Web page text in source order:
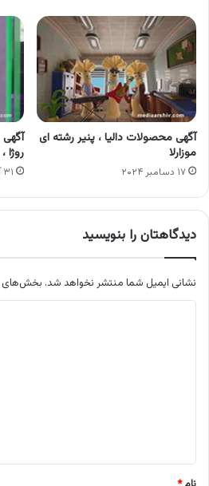
آگهی محصولات دالیا ، پنیر رشته ای
موزارلا
۱۷ دسامبر ۲۰۲۴
روژا
۳۱ آگوست ۲۰۲۳
دیدگاهتان را بنویسید
نشانی ایمیل شما منتشر نخواهد شد. بخش‌های